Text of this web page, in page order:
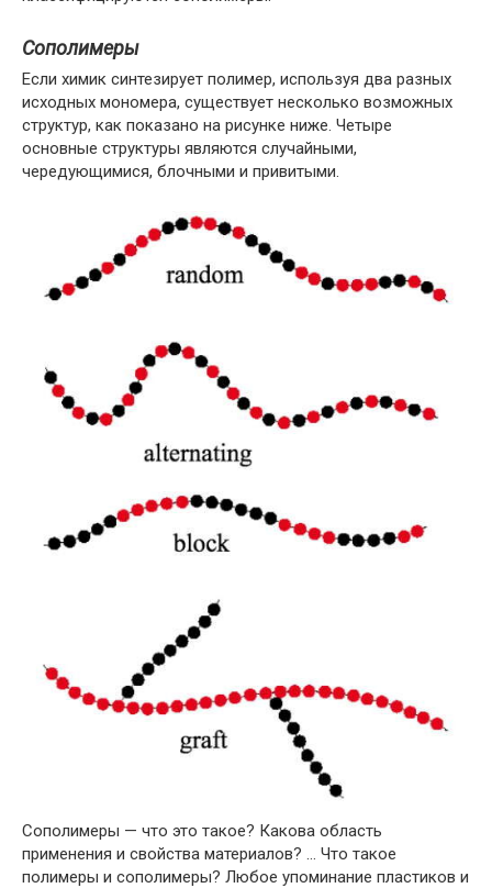
Сополимеры
Если химик синтезирует полимер, используя два разных
исходных мономера, существует несколько возможных
структур, как показано на рисунке ниже. Четыре
основные структуры являются случайными,
чередующимися, блочными и привитыми.
Сополимеры — что это такое? Какова область
применения и свойства материалов? … Что такое
полимеры и сополимеры? Любое упоминание пластиков и